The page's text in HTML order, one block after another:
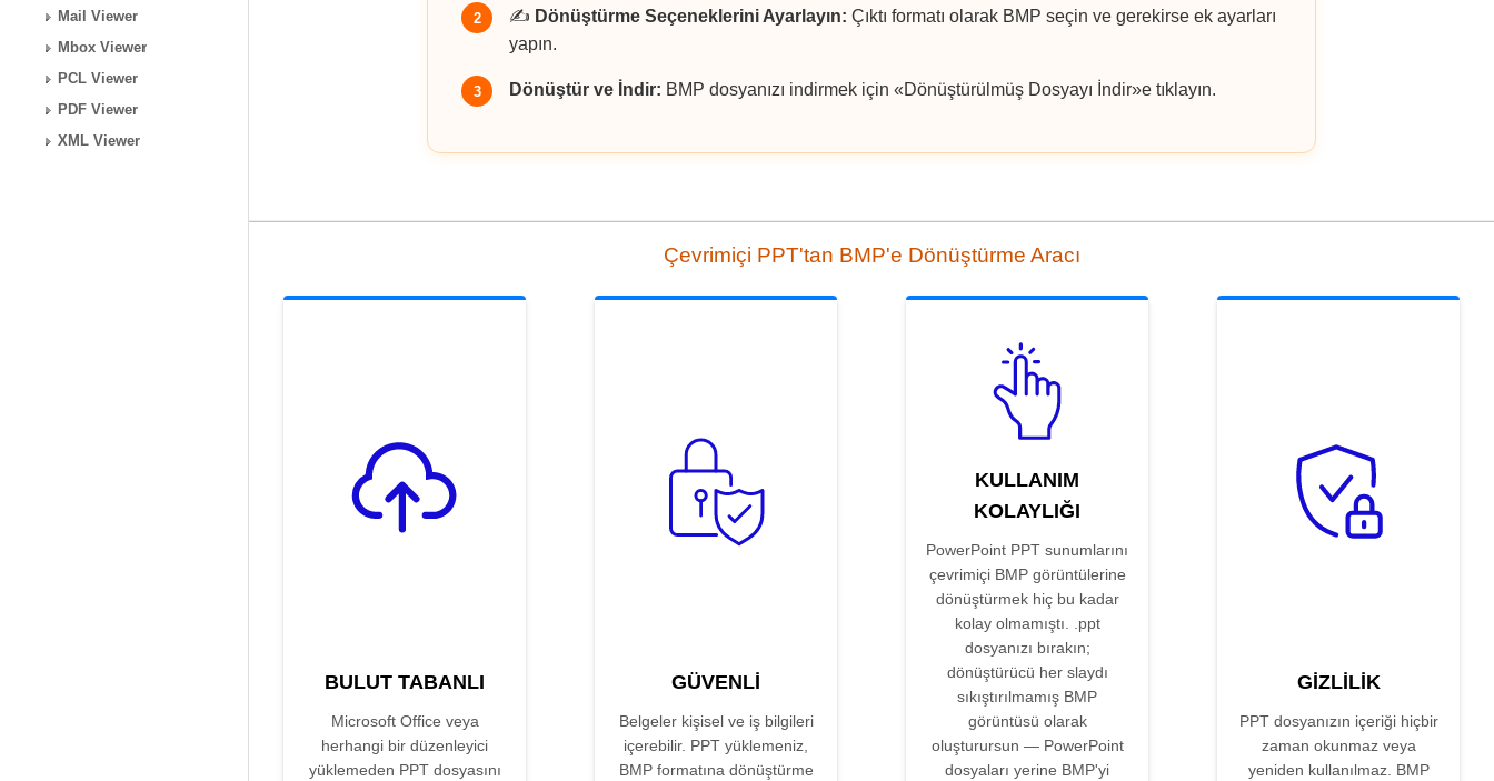
Mail Viewer
Mbox Viewer
PCL Viewer
PDF Viewer
XML Viewer
2 ✍️ Dönüştürme Seçeneklerini Ayarlayın: Çıktı formatı olarak BMP seçin ve gerekirse ek ayarları
yapın.
3 Dönüştür ve İndir: BMP dosyanızı indirmek için «Dönüştürülmüş Dosyayı İndir»e tıklayın.
Çevrimiçi PPT'tan BMP'e Dönüştürme Aracı
BULUT TABANLI
Microsoft Office veya
herhangi bir düzenleyici
yüklemeden PPT dosyasını
GÜVENLI
Belgeler kişisel ve iş bilgileri
içerebilir. PPT yüklemeniz,
BMP formatına dönüştürme
KULLANIM
KOLAYLIĞI
PowerPoint PPT sunumlarını
çevrimiçi BMP görüntülerine
dönüştürmek hiç bu kadar
kolay olmamıştı. .ppt
dosyanızı bırakın;
dönüştürücü her slaydı
sıkıştırılmamış BMP
görüntüsü olarak
oluşturursun — PowerPoint
dosyaları yerine BMP'yi
GIZLILIK
PPT dosyanızın içeriği hiçbir
zaman okunmaz veya
yeniden kullanılmaz. BMP